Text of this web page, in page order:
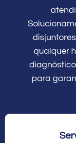
qualquer
para